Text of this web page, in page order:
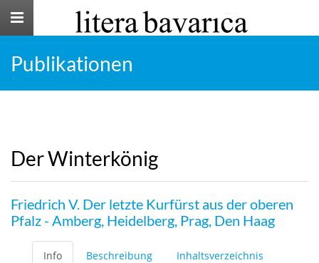
Toggle
Publikationen
Der Winterkönig
Friedrich V. Der letzte Kurfürst aus der oberen
Pfalz - Amberg, Heidelberg, Prag, Den Haag
Info Beschreibung Inhaltsverzeichnis